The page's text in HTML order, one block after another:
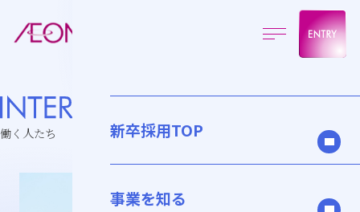
新卒採用TOP
事業を知る
働く人たち